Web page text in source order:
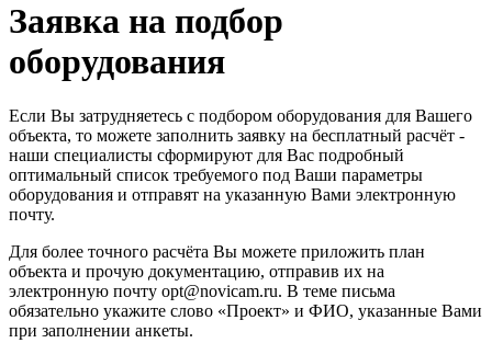
Заявка на подбор
оборудования
Если Вы затрудняетесь с подбором оборудования для Вашего
объекта, то можете заполнить заявку на бесплатный расчёт -
наши специалисты сформируют для Вас подробный
оптимальный список требуемого под Ваши параметры
оборудования и отправят на указанную Вами электронную
почту.
Для более точного расчёта Вы можете приложить план
объекта и прочую документацию, отправив их на
электронную почту opt@novicam.ru. В теме письма
обязательно укажите слово «Проект» и ФИО, указанные Вами
при заполнении анкеты.